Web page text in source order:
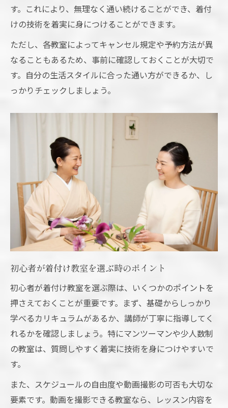
す。これにより、無理なく通い続けることができ、着付
けの技術を着実に身につけることができます。
ただし、各教室によってキャンセル規定や予約方法が異
なることもあるため、事前に確認しておくことが大切で
す。自分の生活スタイルに合った通い方ができるか、し
っかりチェックしましょう。
初心者が着付け教室を選ぶ時のポイント
初心者が着付け教室を選ぶ際は、いくつかのポイントを
押さえておくことが重要です。まず、基礎からしっかり
学べるカリキュラムがあるか、講師が丁寧に指導してく
れるかを確認しましょう。特にマンツーマンや少人数制
の教室は、質問しやすく着実に技術を身につけやすいで
す。
また、スケジュールの自由度や動画撮影の可否も大切な
要素です。動画を撮影できる教室なら、レッスン内容を